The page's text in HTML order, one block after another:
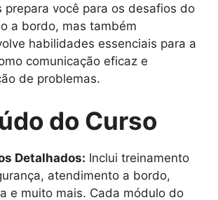
prepara você para os desafios do
a bordo, mas também
habilidades essenciais para a
comunicação eficaz e
de problemas.
do Curso
Detalhados: Inclui treinamento
atendimento a bordo,
e muito mais. Cada módulo do